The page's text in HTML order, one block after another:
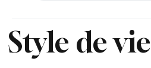
Style de vie